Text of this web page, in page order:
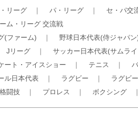
リーグ ｜ パ・リーグ ｜ セ・パ交
ム・リーグ 交流戦
(ファーム) ｜ 野球日本代表(侍ジャパン
Jリーグ ｜ サッカー日本代表(サムラ
ート・アイスショー ｜ テニス ｜
ル日本代表 ｜ ラグビー ｜ ラグビ
格闘技 ｜ プロレス ｜ ボクシング